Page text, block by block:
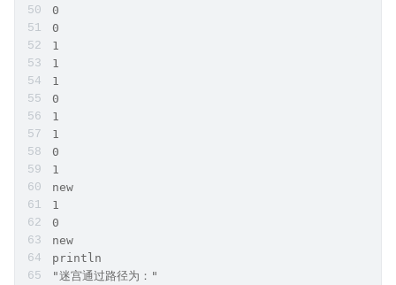
0
0
1
1
1
0
1
1
0
1
new
1
0
new
println
"迷宫通过路径为："